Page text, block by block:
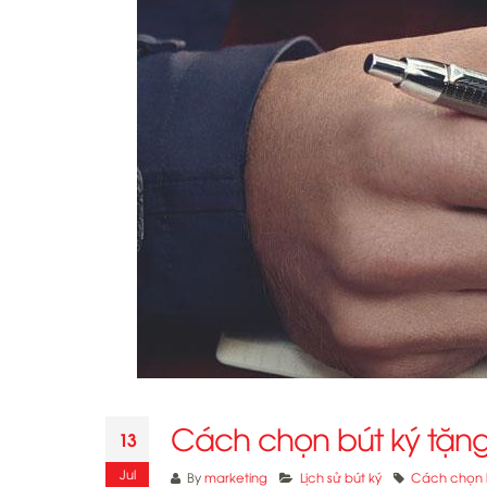
13
Jul
Cách chọn bút ký
By marketing Lịch sử bút ký Cách chọn